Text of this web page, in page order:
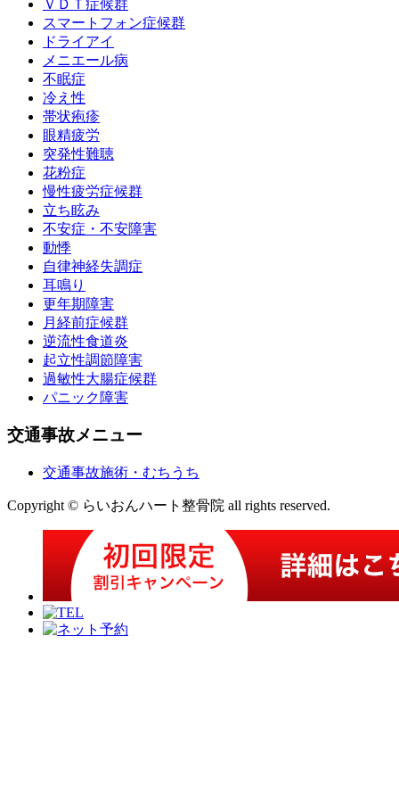
ＶＤＴ症候群
スマートフォン症候群
ドライアイ
メニエール病
不眠症
冷え性
帯状疱疹
眼精疲労
突発性難聴
花粉症
慢性疲労症候群
立ち眩み
不安症・不安障害
動悸
自律神経失調症
耳鳴り
更年期障害
月経前症候群
逆流性食道炎
起立性調節障害
過敏性大腸症候群
パニック障害
交通事故メニュー
交通事故施術・むちうち
Copyright © らいおんハート整骨院 all rights reserved.